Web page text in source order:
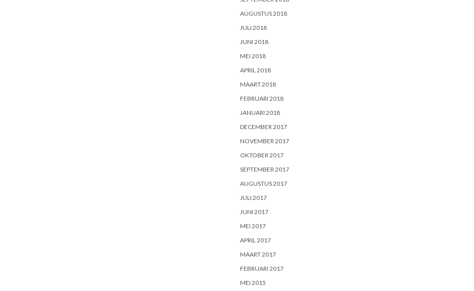
AUGUSTUS 2018
JULI 2018
JUNI 2018
MEI 2018
APRIL 2018
MAART 2018
FEBRUARI 2018
JANUARI 2018
DECEMBER 2017
NOVEMBER 2017
OKTOBER 2017
SEPTEMBER 2017
AUGUSTUS 2017
JULI 2017
JUNI 2017
MEI 2017
APRIL 2017
MAART 2017
FEBRUARI 2017
MEI 2015